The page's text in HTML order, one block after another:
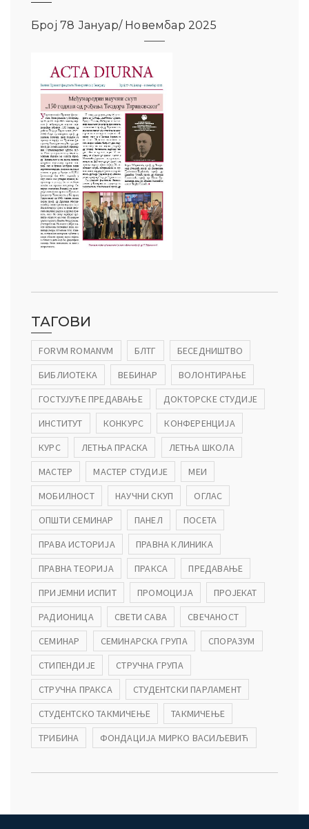
Број 78 Јануар/ Новембар 2025
ТАГОВИ
FORVM ROMANVM БЛТГ
БЕСЕДНИШТВО
БИБЛИОТЕКА
ВЕБИНАР
ВОЛОНТИРАЊЕ
ГОСТУЈУЋЕ ПРЕДАВАЊЕ
ДОКТОРСКЕ СТУДИЈЕ
ИНСТИТУТ
КОНКУРС
КОНФЕРЕНЦИЈА
КУРС
ЛЕТЊА ПРАСКА
ЛЕТЊА ШКОЛА
МАСТЕР
МАСТЕР СТУДИЈЕ
МЕИ
МОБИЛНОСТ
НАУЧНИ СКУП
ОГЛАС
ОПШТИ СЕМИНАР
ПАНЕЛ
ПОСЕТА
ПРАВА ИСТОРИЈА
ПРАВНА КЛИНИКА
ПРАВНА ТЕОРИЈА
ПРАКСА
ПРЕДАВАЊЕ
ПРИЈЕМНИ ИСПИТ
ПРОМОЦИЈА
ПРОЈЕКАТ
РАДИОНИЦА
СВЕТИ САВА
СВЕЧАНОСТ
СЕМИНАР
СЕМИНАРСКА ГРУПА
СПОРАЗУМ
СТИПЕНДИЈЕ
СТРУЧНА ГРУПА
СТРУЧНА ПРАКСА
СТУДЕНТСКИ ПАРЛАМЕНТ
СТУДЕНТСКО ТАКМИЧЕЊЕ
ТАКМИЧЕЊЕ
ТРИБИНА
ФОНДАЦИЈА МИРКО ВАСИЉЕВИЋ